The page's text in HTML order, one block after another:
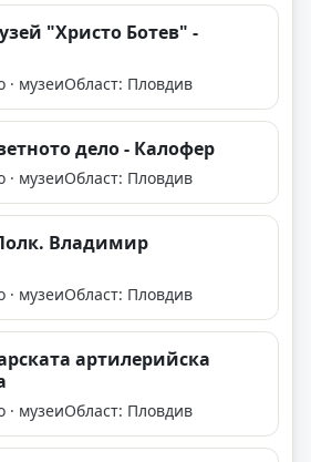
"Христо Ботев" -
· музеиОбласт: Пловдив
дело - Калофер
· музеиОбласт: Пловдив
Владимир
· музеиОбласт: Пловдив
артилерийска
· музеиОбласт: Пловдив